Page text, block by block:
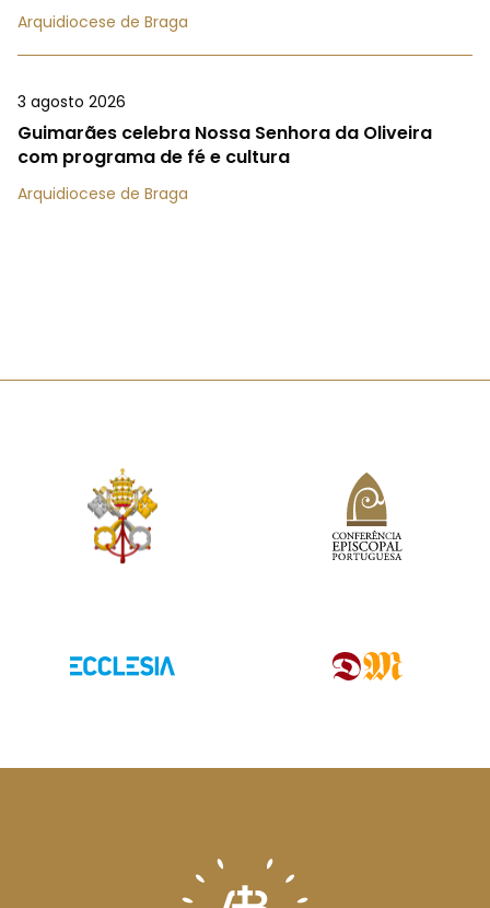
Arquidiocese de Braga
3 agosto 2026
Guimarães celebra Nossa Senhora da Oliveira
com programa de fé e cultura
Arquidiocese de Braga